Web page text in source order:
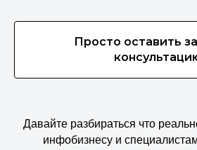
Просто оставить
Давайте разбираться что
инфобизнесу и